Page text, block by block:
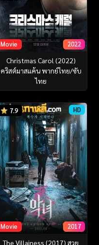
Movie 2022
Christmas Carol (2022)
คริสต์มาสแค้น พากย์ไทย/ซับ
ไทย
7.9 HD
Movie 2017
The Villainess (2017) สวย